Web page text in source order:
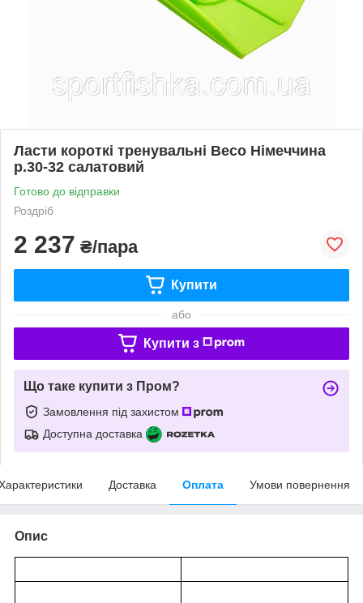
Ласти короткі тренувальні Beco Німеччина
р.30-32 салатовий
Готово до відправки
Роздріб
2 237 ₴/пара
Купити
або
Купити з
Що таке купити з Пром?
Замовлення під захистом
Доступна доставка
Доставка Оплата Умови повернення
Опис